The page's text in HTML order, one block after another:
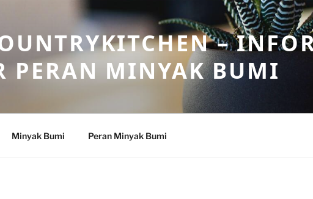
–
PERAN MINYAK BUMI
Minyak Bumi Peran Minyak Bumi